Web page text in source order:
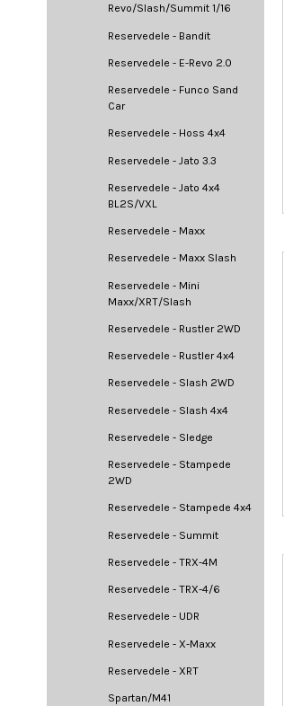
Revo/Slash/Summit 1/16
Reservedele - Bandit
Reservedele - E-Revo 2.0
Reservedele - Funco Sand
Car
Reservedele - Hoss 4x4
Reservedele - Jato 3.3
Reservedele - Jato 4x4
BL2S/VXL
Reservedele - Maxx
Reservedele - Maxx Slash
Reservedele - Mini
Maxx/XRT/Slash
Reservedele - Rustler 2WD
Reservedele - Rustler 4x4
Reservedele - Slash 2WD
Reservedele - Slash 4x4
Reservedele - Sledge
Reservedele - Stampede
2WD
Reservedele - Stampede 4x4
Reservedele - Summit
Reservedele - TRX-4M
Reservedele - TRX-4/6
Reservedele - UDR
Reservedele - X-Maxx
Reservedele - XRT
Spartan/M41